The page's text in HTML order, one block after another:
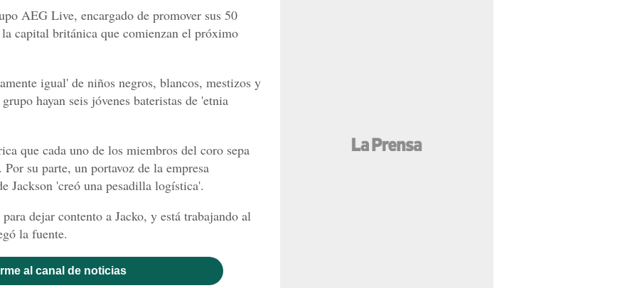
AEG Live, encargado de promover sus 50
capital británica que comienzan el próximo
igual' de niños negros, blancos, mestizos y
hayan seis jóvenes bateristas de 'etnia
que cada uno de los miembros del coro sepa
su parte, un portavoz de la empresa
Jackson 'creó una pesadilla logística'.
dejar contento a Jacko, y está trabajando al
la fuente.
al canal de noticias